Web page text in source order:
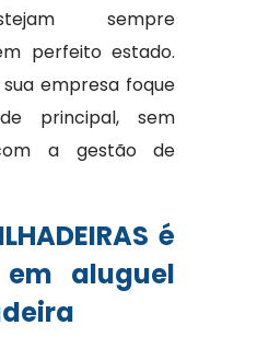
sempre
perfeito estado.
empresa foque
principal, sem
a gestão de
é
aluguel